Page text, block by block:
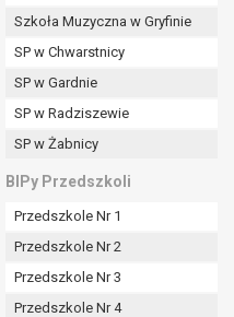
Szkoła Muzyczna w Gryfinie
SP w Chwarstnicy
SP w Gardnie
SP w Radziszewie
SP w Żabnicy
BIPy Przedszkoli
Przedszkole Nr 1
Przedszkole Nr 2
Przedszkole Nr 3
Przedszkole Nr 4